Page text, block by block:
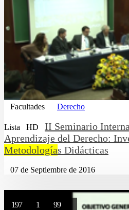
Facultades Derecho
Lista HD
II Seminario
Aprendizaje del Derecho:
Metodologías Didácticas
07 de Septiembre de 2016
197 1 99